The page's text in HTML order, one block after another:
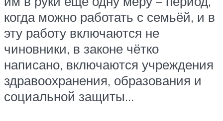
когда можно работать с семьёй, и в
эту работу включаются не
чиновники, в законе чётко
написано, включаются учреждения
здравоохранения, образования и
социальной защиты…